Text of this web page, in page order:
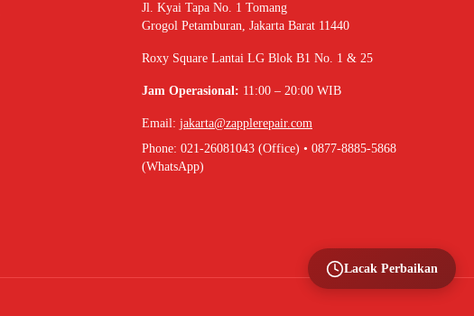
Lacak Perbaikan
Jl. Kyai Tapa No. 1 Tomang
Grogol Petamburan, Jakarta Barat 11440
Roxy Square Lantai LG Blok B1 No. 1 & 25
Jam Operasional: 11:00 – 20:00 WIB
Email: jakarta@zapplerepair.com
Phone: 021-26081043 (Office) • 0877-8885-5868
(WhatsApp)